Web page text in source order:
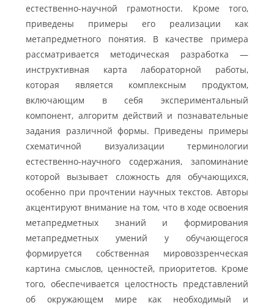
естественно-научной грамотности. Кроме того,
приведены примеры его реализации как
метапредметного понятия. В качестве примера
рассматривается методическая разработка —
инструктивная карта лабораторной работы,
которая является комплексным продуктом,
включающим в себя экспериментальный
компонент, алгоритм действий и познавательные
задания различной формы. Приведены примеры
схематичной визуализации терминологии
естественно-научного содержания, запоминание
которой вызывает сложность для обучающихся,
особенно при прочтении научных текстов. Авторы
акцентируют внимание на том, что в ходе освоения
метапредметных знаний и формирования
метапредметных умений у обучающегося
формируется собственная мировоззренческая
картина смыслов, ценностей, приоритетов. Кроме
того, обеспечивается целостность представлений
об окружающем мире как необходимый и